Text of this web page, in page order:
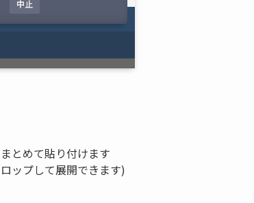
とめて貼り付けます
ップして展開できます)